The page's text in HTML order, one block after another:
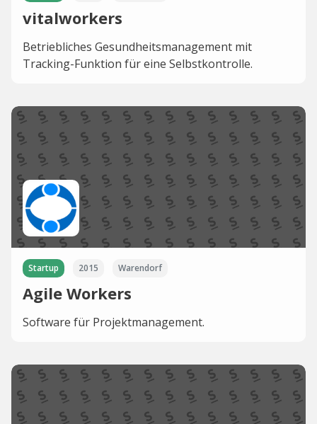
vitalworkers
Betriebliches Gesundheitsmanagement mit
Tracking-Funktion für eine Selbstkontrolle.
Startup 2015 Warendorf
Agile Workers
Software für Projektmanagement.